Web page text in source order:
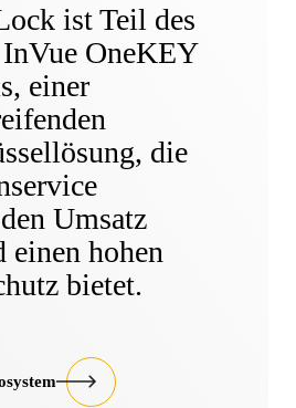
ist Teil des
OneKEY
einer
die
Umsatz
einen hohen
bietet.